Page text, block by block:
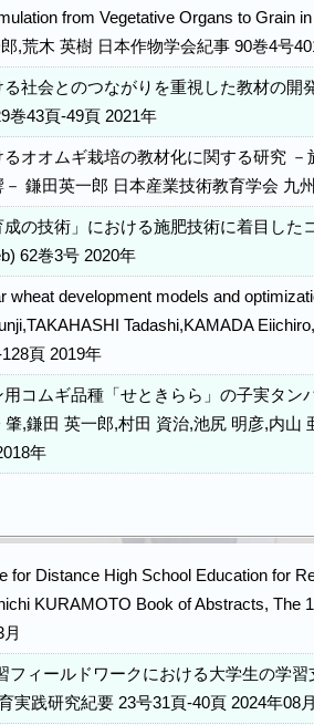
from Vegetative Organs to Grain
,荒木 英樹 日本作物学会紀事 90巻4号
社会とのつながりを重視した教材の
巻43頁-49頁 2021年
オオムギ栽培の教材化に関する研究
鎌田英一郎 日本産業技術教育学会 九
の技術」における施肥技術に着目し
62巻3号 2020年
wheat development models and
Tadashi,KAMADA
頁 2019年
コムギ品種「せときらら」の子実タ
,鎌田 英一郎,村田 資治,池尻 明彦,内
年
for Distance High School Education for
KURAMOTO Book of Abstracts, The
フィールドワークにおける大学生の学
実践研究紀要 23号31頁-40頁 2024年08月